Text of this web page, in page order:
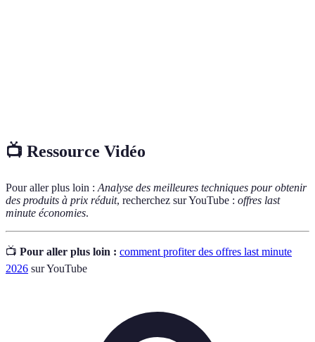
📺 Ressource Vidéo
Pour aller plus loin : Analyse des meilleures techniques pour obtenir
des produits à prix réduit, recherchez sur YouTube : offres last
minute économies.
📺 Pour aller plus loin : comment profiter des offres last minute
2026 sur YouTube